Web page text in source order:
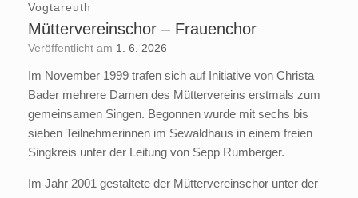
Vogtareuth
Müttervereinschor – Frauenchor
Veröffentlicht am 1. 6. 2026
Im November 1999 trafen sich auf Initiative von Christa
Bader mehrere Damen des Müttervereins erstmals zum
gemeinsamen Singen. Begonnen wurde mit sechs bis
sieben Teilnehmerinnen im Sewaldhaus in einem freien
Singkreis unter der Leitung von Sepp Rumberger.
Im Jahr 2001 gestaltete der Müttervereinschor unter der